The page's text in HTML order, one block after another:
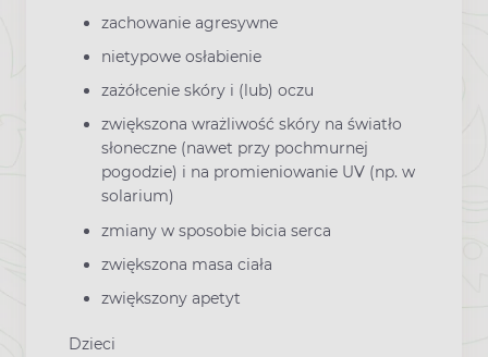
zachowanie agresywne
nietypowe osłabienie
zażółcenie skóry i (lub) oczu
zwiększona wrażliwość skóry na światło
słoneczne (nawet przy pochmurnej
pogodzie) i na promieniowanie UV (np. w
solarium)
zmiany w sposobie bicia serca
zwiększona masa ciała
zwiększony apetyt
Dzieci